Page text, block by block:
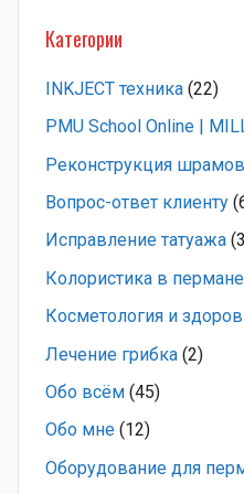
Категории
INKJECT техника (22)
PMU School Online |
Pеконструкция шрамов
Вопрос-ответ клиенту
Исправление татуажа
Колористика в
Косметология и
Лечение грибка (2)
Обо всём (45)
Обо мне (12)
Оборудование для